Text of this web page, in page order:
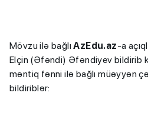
Mövzu ilə bağlıAzEdu.az-a
Elçin (Əfəndi) Əfəndiyev bildirib
məntiq fənni ilə bağlı müəyyən
bildiriblər: